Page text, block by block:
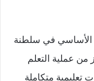
الأساسي في سلطنة
عملية التعلم
تعليمية متكاملة